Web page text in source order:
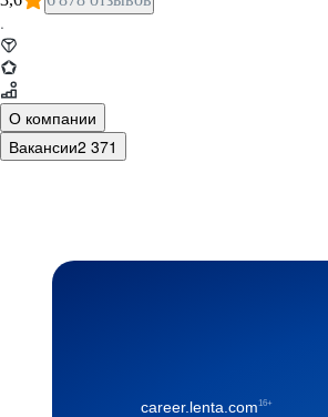
·
О компании
Вакансии2 371
career.lenta.com16+